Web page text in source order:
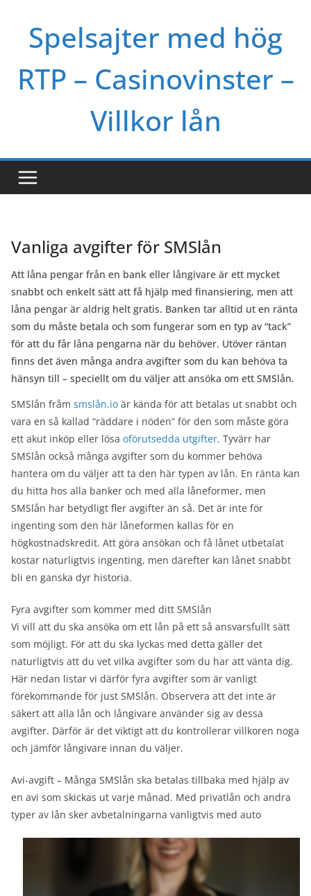
contentSpelsajter med hög
RTP – Casinovinster –
Villkor lån
Vanliga avgifter för SMSlån
Att låna pengar från en bank eller långivare är ett mycket
snabbt och enkelt sätt att få hjälp med finansiering, men att
låna pengar är aldrig helt gratis. Banken tar alltid ut en ränta
som du måste betala och som fungerar som en typ av “tack”
för att du får låna pengarna när du behöver. Utöver räntan
finns det även många andra avgifter som du kan behöva ta
hänsyn till – speciellt om du väljer att ansöka om ett SMSlån.
SMSlån fråm smslån.io är kända för att betalas ut snabbt och
vara en så kallad “räddare i nöden” för den som måste göra
ett akut inköp eller lösa oförutsedda utgifter. Tyvärr har
SMSlån också många avgifter som du kommer behöva
hantera om du väljer att ta den här typen av lån. En ränta kan
du hitta hos alla banker och med alla låneformer, men
SMSlån har betydligt fler avgifter än så. Det är inte för
ingenting som den här låneformen kallas för en
högkostnadskredit. Att göra ansökan och få lånet utbetalat
kostar naturligtvis ingenting, men därefter kan lånet snabbt
bli en ganska dyr historia.
Fyra avgifter som kommer med ditt SMSlån
Vi vill att du ska ansöka om ett lån på ett så ansvarsfullt sätt
som möjligt. För att du ska lyckas med detta gäller det
naturligtvis att du vet vilka avgifter som du har att vänta dig.
Här nedan listar vi därför fyra avgifter som är vanligt
förekommande för just SMSlån. Observera att det inte är
säkert att alla lån och långivare använder sig av dessa
avgifter. Därför är det viktigt att du kontrollerar villkoren noga
och jämför långivare innan du väljer.
Avi-avgift – Många SMSlån ska betalas tillbaka med hjälp av
en avi som skickas ut varje månad. Med privatlån och andra
typer av lån sker avbetalningarna vanligtvis med auto